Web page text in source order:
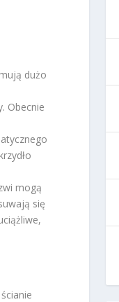
dużo
Obecnie
mogą
się